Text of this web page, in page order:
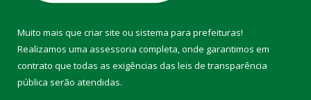
Muito mais que criar site ou sistema para prefeituras!
Realizamos uma assessoria completa, onde garantimos em
contrato que todas as exigências das leis de transparência
pública serão atendidas.